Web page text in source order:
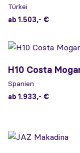
Türkei
ab 1.503,- €
H10 Costa
Spanien
ab 1.933,- €